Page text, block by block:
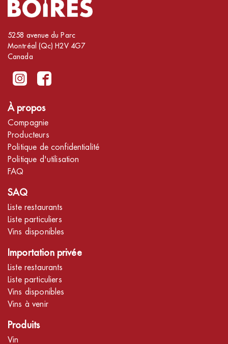
5258 avenue du Parc
Montréal (Qc) H2V 4G7
Canada
À propos
Compagnie
Producteurs
Politique de confidentialité
Politique d'utilisation
FAQ
SAQ
Liste restaurants
Liste particuliers
Vins disponibles
Importation privée
Liste restaurants
Liste particuliers
Vins disponibles
Vins à venir
Produits
Vin